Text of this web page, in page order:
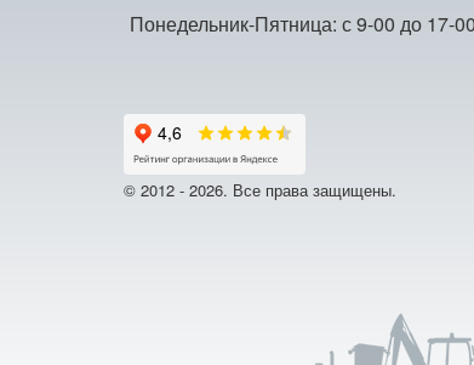
Понедельник-Пятница: с 9-00 до 17-00
© 2012 - 2026. Все права защищены.